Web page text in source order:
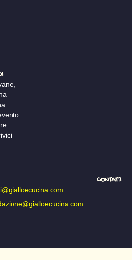
CONTATTI